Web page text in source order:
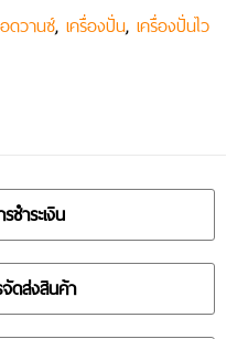
ดวานซ์, เครื่องปั่น, เครื่องปั่นไว
ชำระเงิน
ดส่งสินค้า